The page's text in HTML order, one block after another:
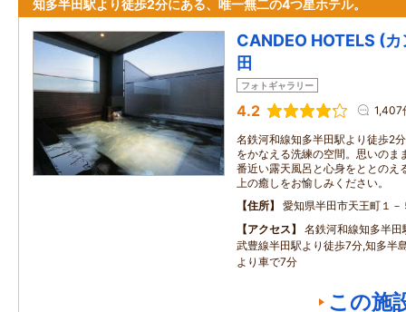
知多半田駅より徒歩2分にある、唯一無二の4つ星ホテル。
CANDEO HOTELS (
田
フォトギャラリー
4.2 1,407
名鉄河和線知多半田駅より徒歩2
をかなえる洗練の空間。思いのま
番近い露天風呂と心身をととのえ
上の癒しをお愉しみください。
住所
愛知県半田市天王町１－
アクセス
名鉄河和線知多半
武豊線半田駅より徒歩7分,知多半
より車で7分
この施